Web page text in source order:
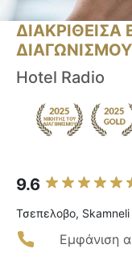
ΔΙΑΚΡΙΘΕΙΣΑ
ΔΙΑΓΩΝΙΣΜΟΥ
Hotel Radio
9.6
Τσεπελοβο, Skamneli
Εμφάνιση